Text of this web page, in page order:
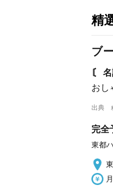
精
ブ
〘 名
おし
出典
完全
東都